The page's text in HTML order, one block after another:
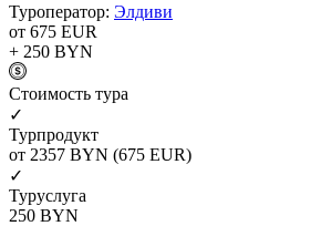
Туроператор: Элдиви
от 675 EUR
+ 250 BYN
Cтоимость тура
✓
Турпродукт
от 2357 BYN (675 EUR)
✓
Туруслуга
250 BYN